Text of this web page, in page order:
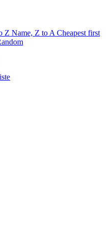
Z Name, Z to ACheapest first